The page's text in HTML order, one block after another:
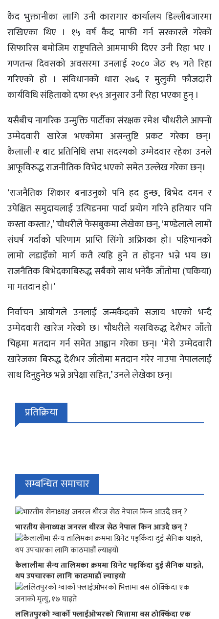
कैद भुक्तानीका लागि उनी कारागार कार्यालय डिल्लीबजारमा
राखिएका थिए । १५ वर्ष कैद माफी गर्न सरकारले गरेको
सिफारिस बमोजिम राष्ट्रपतिले आममाफी दिएर उनी रिहा भए ।
गणतन्त्र दिवसको अवसरमा उनलाई २०८० जेठ १५ गते रिहा
गरिएको हो । संविधानको धारा २७६ र मुलुकी फौजदारी
कार्यविधि संहिताको दफा १५९ अनुसार उनी रिहा भएका हुन् ।
यसैबीच नागरिक उन्मुक्ति पार्टीका संरक्षक रमेश चौधरीले आफ्नो
उम्मेदवारी खारेज भएकोमा असन्तुष्टि प्रकट गरेका छन्।
कैलाली-१ बाट प्रतिनिधि सभा सदस्यको उम्मेदवार रहेका उनले
आफूविरुद्ध राजनीतिक विभेद भएको समेत उल्लेख गरेका छन्।
‘राजनैतिक शिकार बनाउनुको पनि हद हुन्छ, बिभेद दमन र
उपेक्षित समुदायलाई उत्पिडनमा पार्दा प्रयोग गरिने हतियार पनि
कस्ता कस्ता?,’ चौधरीले फेसबुकमा लेखेका छन्, ‘मण्डेलाले लामो
संघर्ष गर्दाको परिणाम प्राप्ति सिंगो अफ्रिाका हो। पहिचानको
लामो लडाइँको मार्ग कतै त्यहि हुने त होइन? भन्ने भय छ।
राजनैतिक बिभेदकाबिरुद्ध सबैको साथ भनेकै जाँतोमा (चकिया)
मा मतदान हो।’
निर्वाचन आयोगले उनलाई जन्मकैदको सजाय भएको भन्दै
उम्मेदवारी खारेज गरेको छ। चौधरीले यसविरुद्ध देशैभर जाँतो
चिह्नमा मतदान गर्न समेत आह्वान गरेका छन्। ‘मेरो उम्मेदवारी
खारेजका बिरुद्ध देशैभर जाँतोमा मतदान गरेर नाउपा नेपाललाई
साथ दिनुहुनेछ भन्ने अपेक्षा सहित,’ उनले लेखेका छन्।
प्रतिक्रिया
सम्बन्धित समाचार
भारतीय सेनाध्यक्ष जनरल धीरज सेठ नेपाल किन आउदै छन् ?
कैलालीमा सैन्य तालिमका क्रममा ग्रिनेट पड्किँदा दुई सैनिक घाइते,
थप उपचारका लागि काठमाडौं ल्याइयो
ललितपुरको ग्वार्को फ्लाईओभरको भित्तामा बस ठोक्किँदा एक